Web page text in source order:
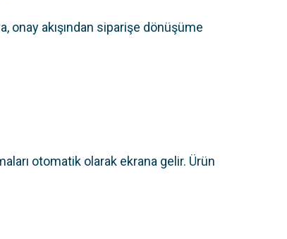
onay akışından siparişe dönüşüme
otomatik olarak ekrana gelir. Ürün